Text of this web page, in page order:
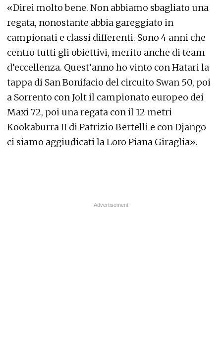
«Direi molto bene. Non abbiamo sbagliato una
regata, nonostante abbia gareggiato in
campionati e classi differenti. Sono 4 anni che
centro tutti gli obiettivi, merito anche di team
d’eccellenza. Quest’anno ho vinto con Hatari la
tappa di San Bonifacio del circuito Swan 50, poi
a Sorrento con Jolt il campionato europeo dei
Maxi 72, poi una regata con il 12 metri
Kookaburra II di Patrizio Bertelli e con Django
ci siamo aggiudicati la Loro Piana Giraglia».